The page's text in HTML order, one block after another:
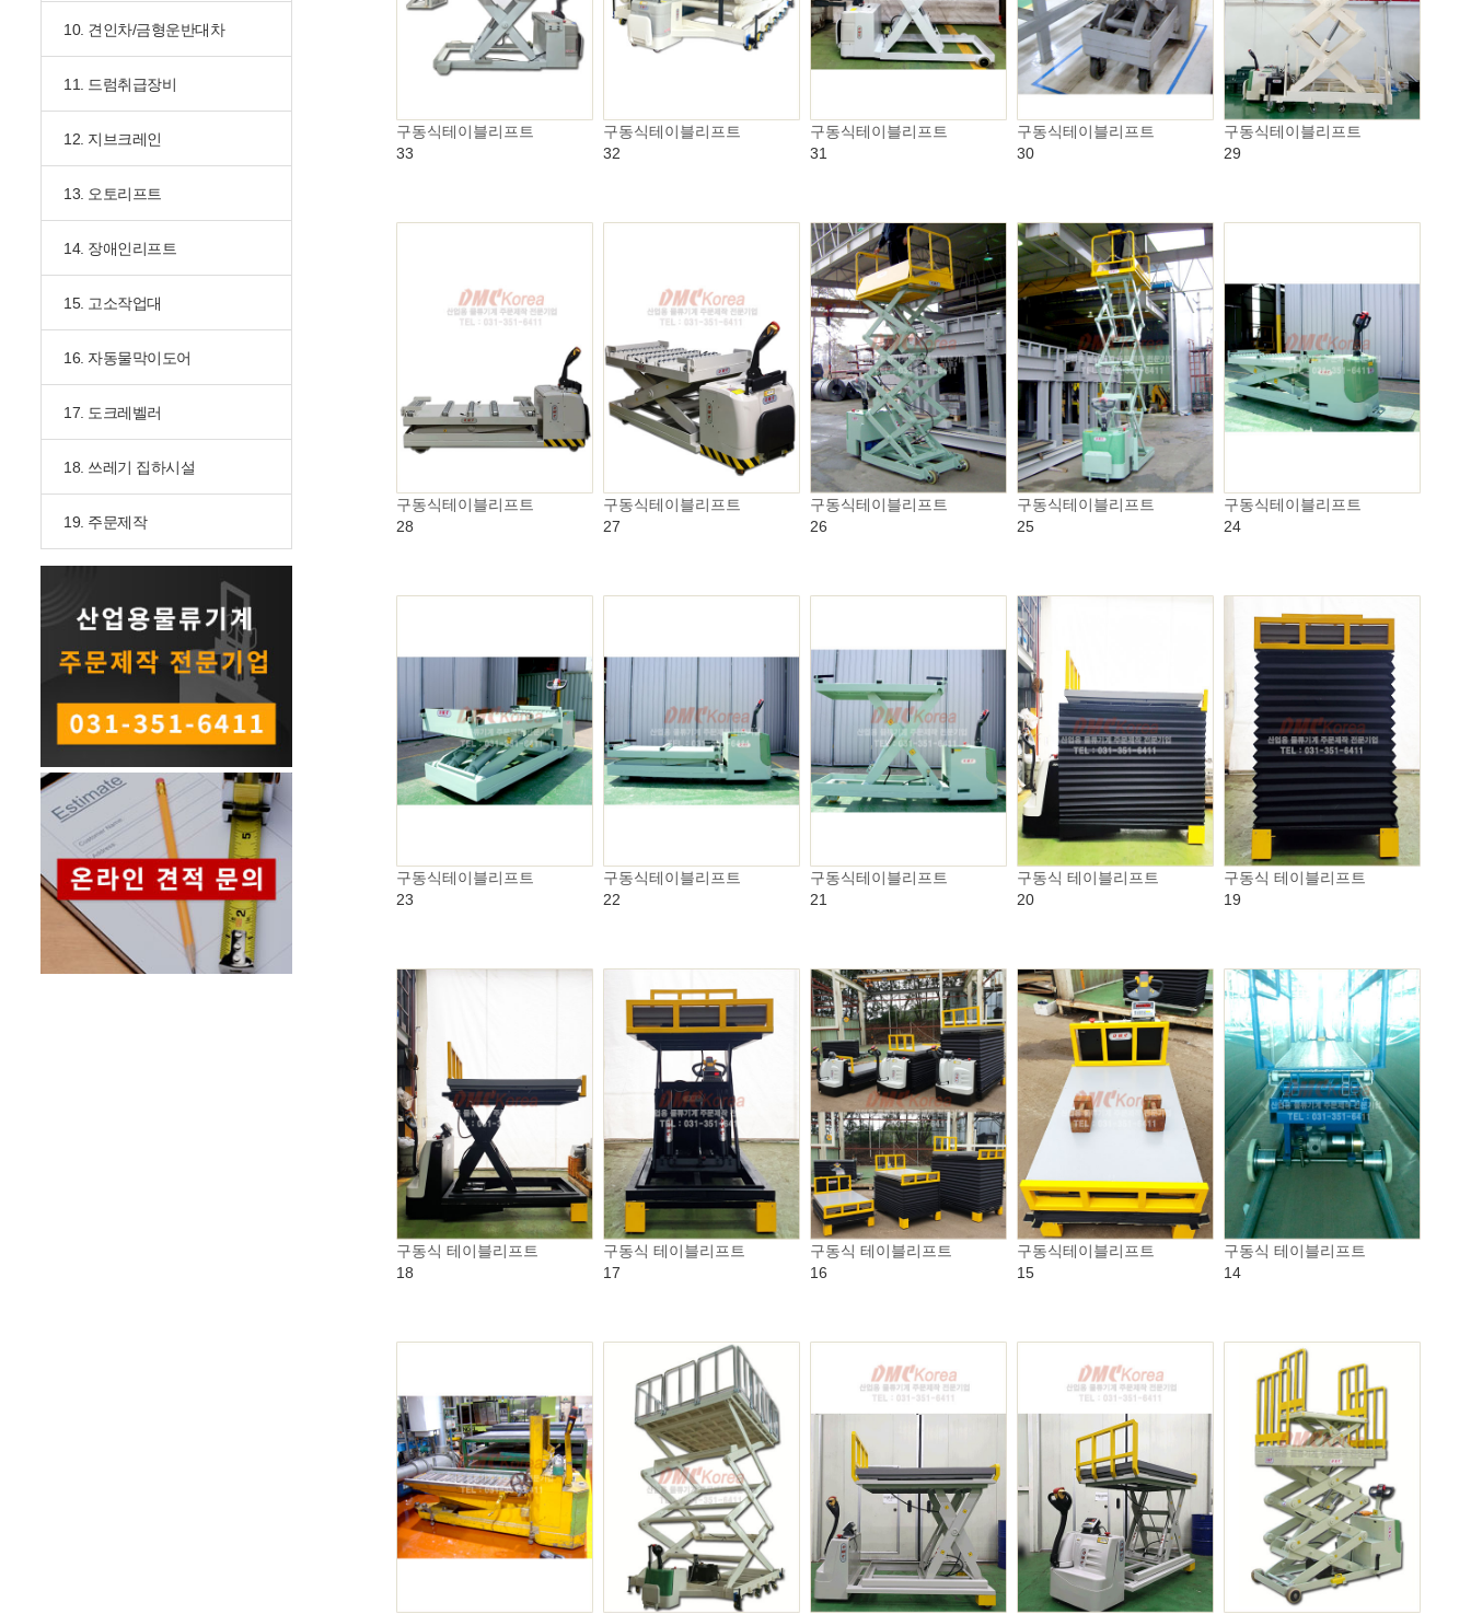
10. 견인차/금형운반대차
11. 드럼취급장비
12. 지브크레인
13. 오토리프트
14. 장애인리프트
15. 고소작업대
16. 자동물막이도어
17. 도크레벨러
18. 쓰레기 집하시설
19. 주문제작
구동식테이블리프트
33
구동식테이블리프트
32
구동식테이블리프트
31
구동식테이블리프트
30
구동식테이블리프트
29
구동식테이블리프트
28
구동식테이블리프트
27
구동식테이블리프트
26
구동식테이블리프트
25
구동식테이블리프트
24
구동식테이블리프트
23
구동식테이블리프트
22
구동식테이블리프트
21
구동식 테이블리프트
20
구동식 테이블리프트
19
구동식 테이블리프트
18
구동식 테이블리프트
17
구동식 테이블리프트
16
구동식테이블리프트
15
구동식 테이블리프트
14